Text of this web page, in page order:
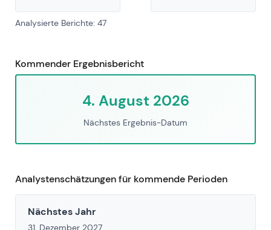
Analysierte Berichte: 47
Kommender Ergebnisbericht
4. August 2026
Nächstes Ergebnis-Datum
Analystenschätzungen für kommende Perioden
Nächstes Jahr
31. Dezember 2027